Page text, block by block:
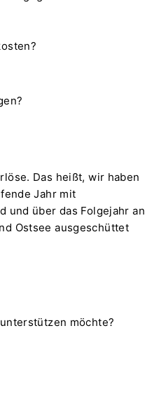
Das heißt, wir haben
Jahr mit
und über das Folgejahr an
Ostsee ausgeschüttet
möchte?